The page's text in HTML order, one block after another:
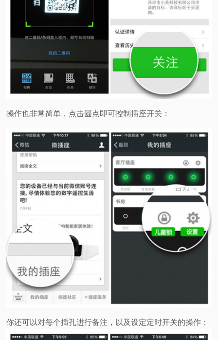
操作也非常简单，点击圆点即可控制插座开关：
你还可以对每个插孔进行备注，以及设定定时开关的操作：